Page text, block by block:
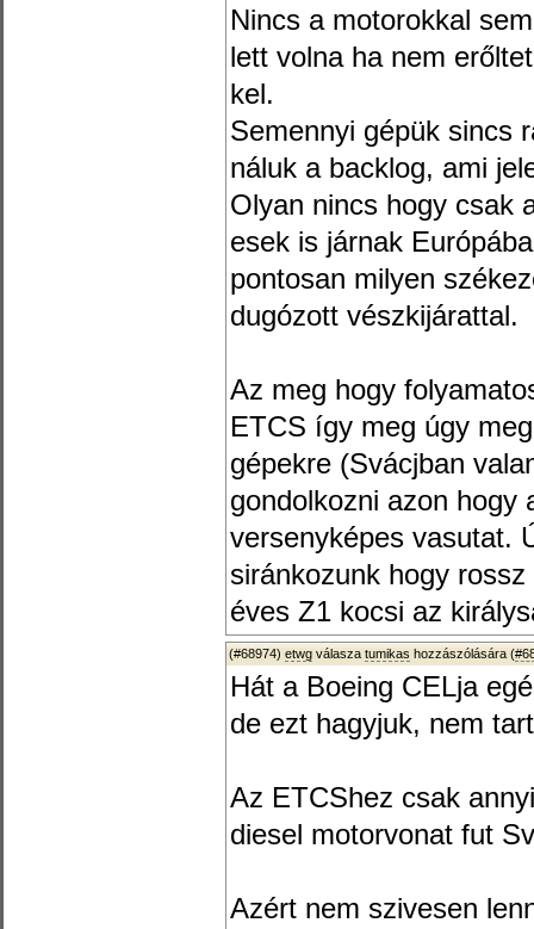
Nincs a motorokkal
lett volna ha nem
kel.
Semennyi gépük sincs
náluk a backlog, ami
Olyan nincs hogy csak
esek is járnak
pontosan milyen
dugózott vészkijárattal.
Az meg hogy
ETCS így meg úgy
gépekre (Svácjban
gondolkozni azon hogy
versenyképes vasutat.
siránkozunk hogy
éves Z1 kocsi az
(#68974) etwg válasza tumikas hozzászólására (
Hát a Boeing CELja
de ezt hagyjuk, nem
Az ETCShez csak
diesel motorvonat fut
Azért nem szivesen